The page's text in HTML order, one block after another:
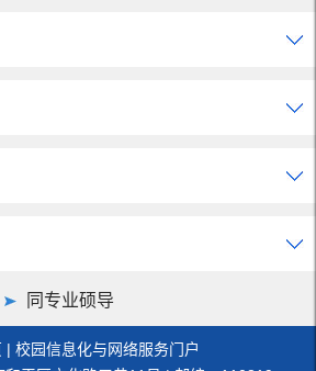
同专业硕导
| 校园信息化与网络服务门户